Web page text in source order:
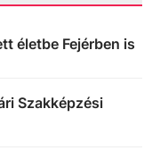
életbe Fejérben is
Szakképzési